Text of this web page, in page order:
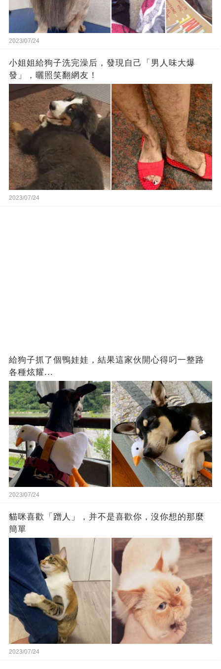
2023/07/24
小姐姐給狗子洗完澡后，發現自己「男人味大爆
發」，曬照笑翻網友！
2023/07/24
給狗子抓了個鴨娃娃，結果這家伙開心得叼一整路
各種炫耀...
2023/07/24
貓咪喜歡「蹭人」，并不是喜歡你，沒你想的那麼
簡單
2023/07/24